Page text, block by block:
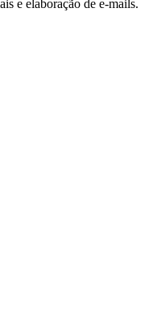
e elaboração de e-mails.